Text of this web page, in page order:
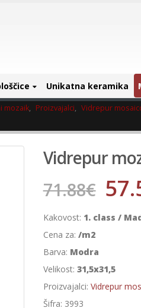
Unikatna keramika
mozaik, Proizvajalci, Vidrepur
Vidrepur
71.88€
Kakovost: 1. class /
Cena za: /m2
Barva: Modra
Velikost: 31,5x31,5
Proizvajalci: Vidrepur
Šifra: 3993